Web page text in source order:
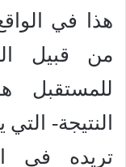
هذا في
من قبيل
للمستقبل
النتيجة-
تريده في